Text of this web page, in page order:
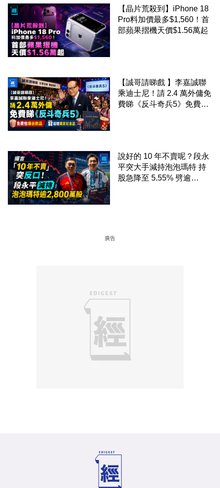
【晶片荒殺到】iPhone 18
Pro料加價最多$1,560！首
部蘋果摺機天價$1.56萬起
【誠哥請睇戲 】李嘉誠聯
乘迪士尼！請 2.4 萬外傭免
費睇《反斗奇兵5》免費包
說好的 10 年不賣呢？段永
平突大手減持泡泡瑪特 持
股急降至 5.55% 劈逾
廣告